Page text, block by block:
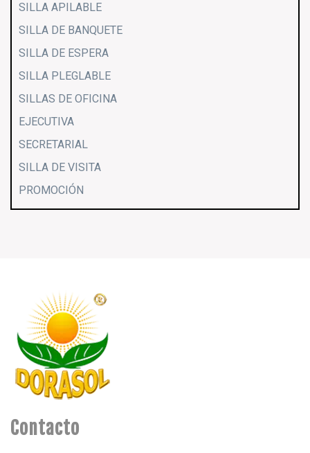
SILLA APILABLE
SILLA DE BANQUETE
SILLA DE ESPERA
SILLA PLEGLABLE
SILLAS DE OFICINA
EJECUTIVA
SECRETARIAL
SILLA DE VISITA
PROMOCIÓN
Contacto